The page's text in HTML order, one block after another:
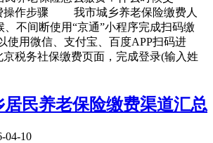
作步骤 我市城乡养老保险缴费人
不间断使用“京通”小程序完成扫码缴
用微信、支付宝、百度APP扫码进
京税务社保缴费页面，完成登录(输入姓
居民养老保险缴费渠道汇总
04-10